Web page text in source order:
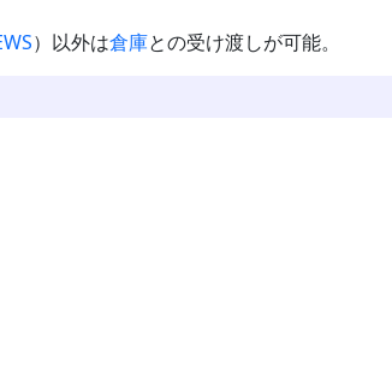
）以外は倉庫との受け渡しが可能。